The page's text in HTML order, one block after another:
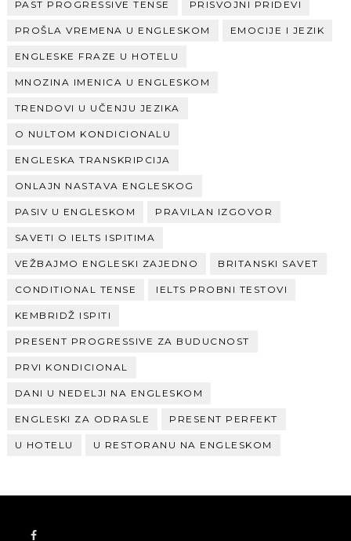
PAST PROGRESSIVE TENSE PRISVOJNI PRIDEVI
PROŠLA VREMENA U ENGLESKOM EMOCIJE I JEZIK
ENGLESKE FRAZE U HOTELU
MNOZINA IMENICA U ENGLESKOM
TRENDOVI U UČENJU JEZIKA
O NULTOM KONDICIONALU
ENGLESKA TRANSKRIPCIJA
ONLAJN NASTAVA ENGLESKOG
PASIV U ENGLESKOM PRAVILAN IZGOVOR
SAVETI O IELTS ISPITIMA
VEŽBAJMO ENGLESKI ZAJEDNO BRITANSKI SAVET
CONDITIONAL TENSE IELTS PROBNI TESTOVI
KEMBRIDŽ ISPITI
PRESENT PROGRESSIVE ZA BUDUCNOST
PRVI KONDICIONAL
DANI U NEDELJI NA ENGLESKOM
ENGLESKI ZA ODRASLE PRESENT PERFEKT
U HOTELU U RESTORANU NA ENGLESKOM